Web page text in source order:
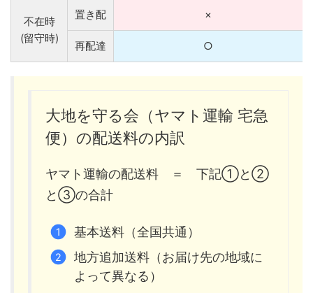
不在時
(留守時)
置き配 ×
再配達 ○
大地を守る会（ヤマト運輸 宅急
便）の配送料の内訳
ヤマト運輸の配送料 ＝ 下記①と②
と③の合計
基本送料（全国共通）
地方追加送料（お届け先の地域に
よって異なる）